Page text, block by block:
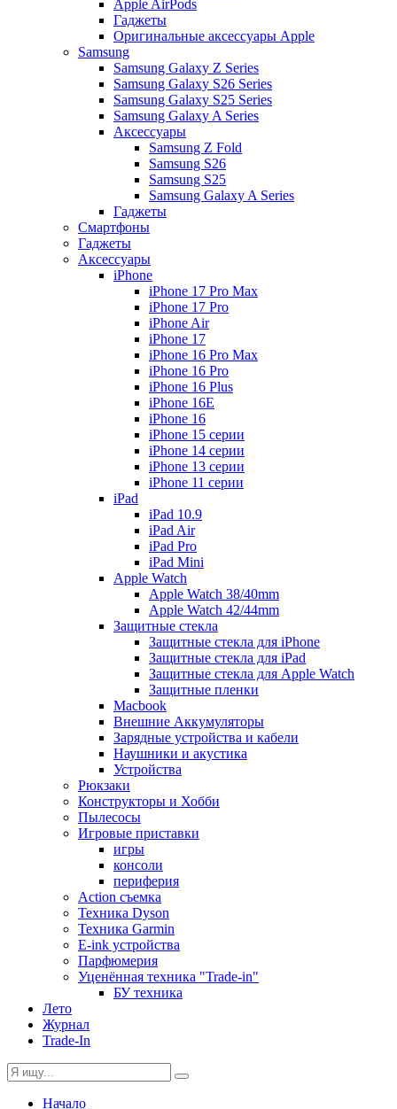
Apple AirPods
Гаджеты
Оригинальные аксессуары Apple
Samsung
Samsung Galaxy Z Series
Samsung Galaxy S26 Series
Samsung Galaxy S25 Series
Samsung Galaxy A Series
Аксессуары
Samsung Z Fold
Samsung S26
Samsung S25
Samsung Galaxy A Series
Гаджеты
Смартфоны
Гаджеты
Аксессуары
iPhone
iPhone 17 Pro Max
iPhone 17 Pro
iPhone Air
iPhone 17
iPhone 16 Pro Max
iPhone 16 Pro
iPhone 16 Plus
iPhone 16E
iPhone 16
iPhone 15 серии
iPhone 14 серии
iPhone 13 серии
iPhone 11 серии
iPad
iPad 10.9
iPad Air
iPad Pro
iPad Mini
Apple Watch
Apple Watch 38/40mm
Apple Watch 42/44mm
Защитные стекла
Защитные стекла для iPhone
Защитные стекла для iPad
Защитные стекла для Apple Watch
Защитные пленки
Macbook
Внешние Аккумуляторы
Зарядные устройства и кабели
Наушники и акустика
Устройства
Рюкзаки
Конструкторы и Хобби
Пылесосы
Игровые приставки
игры
консоли
периферия
Action съемка
Техника Dyson
Техника Garmin
E-ink устройства
Парфюмерия
Уценённая техника "Trade-in"
БУ техника
Лето
Журнал
Trade-In
Начало